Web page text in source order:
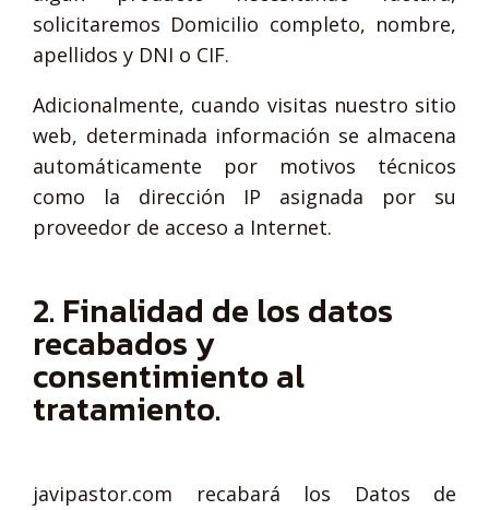
solicitaremos Domicilio completo, nombre,
apellidos y DNI o CIF.
Adicionalmente, cuando visitas nuestro sitio
web, determinada información se almacena
automáticamente por motivos técnicos
como la dirección IP asignada por su
proveedor de acceso a Internet.
2. Finalidad de los datos
recabados y
consentimiento al
tratamiento.
javipastor.com recabará los Datos de